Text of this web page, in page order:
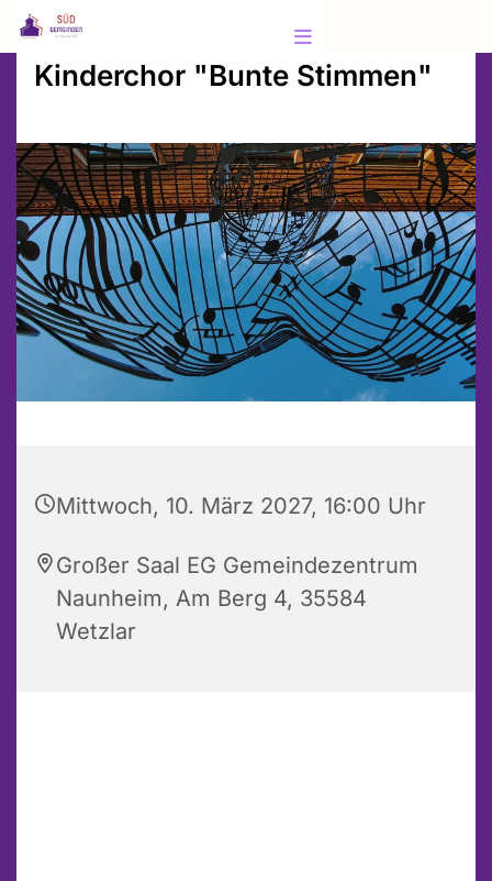
Kinderchor "Bunte Stimmen"
Mittwoch, 10. März 2027, 16:00 Uhr
Großer Saal EG Gemeindezentrum
Naunheim, Am Berg 4, 35584
Wetzlar